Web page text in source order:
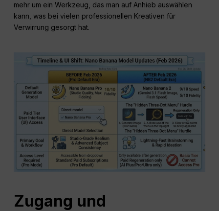
mehr um ein Werkzeug, das man auf Anhieb auswählen
kann, was bei vielen professionellen Kreativen für
Verwirrung gesorgt hat.
Zugang und